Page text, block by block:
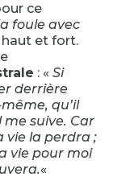
ce
foule avec
et fort.
: « Si
derrière
qu’il
me suive. Car
vie la perdra ;
vie pour moi
«